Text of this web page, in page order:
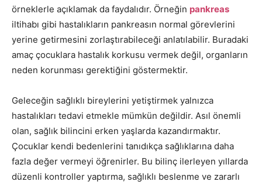
örneklerle açıklamak da faydalıdır. Örneğin pankreas
iltihabı gibi hastalıkların pankreasın normal görevlerini
yerine getirmesini zorlaştırabileceği anlatılabilir. Buradaki
amaç çocuklara hastalık korkusu vermek değil, organların
neden korunması gerektiğini göstermektir.
Geleceğin sağlıklı bireylerini yetiştirmek yalnızca
hastalıkları tedavi etmekle mümkün değildir. Asıl önemli
olan, sağlık bilincini erken yaşlarda kazandırmaktır.
Çocuklar kendi bedenlerini tanıdıkça sağlıklarına daha
fazla değer vermeyi öğrenirler. Bu bilinç ilerleyen yıllarda
düzenli kontroller yaptırma, sağlıklı beslenme ve zararlı